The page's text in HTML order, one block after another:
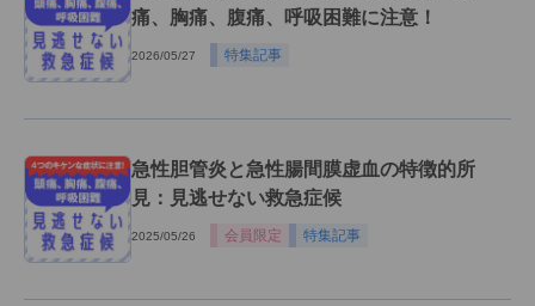
痛、胸痛、腹痛、呼吸困難に注意！
2026/05/27 特集記事
急性胆管炎と急性腸間膜虚血の特徴的所
見：見逃せない救急症候
2025/05/26 会員限定 特集記事